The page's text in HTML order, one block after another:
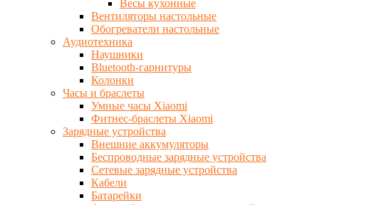
Весы кухонные
Вентиляторы настольные
Обогреватели настольные
Аудиотехника
Наушники
Bluetooth-гарнитуры
Колонки
Часы и браслеты
Умные часы Xiaomi
Фитнес-браслеты Xiaomi
Зарядные устройства
Внешние аккумуляторы
Беспроводные зарядные устройства
Сетевые зарядные устройства
Кабели
Батарейки